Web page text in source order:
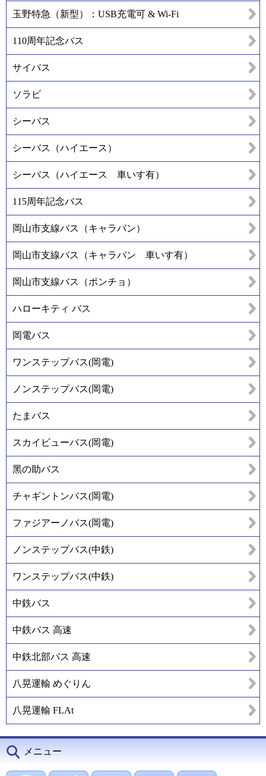
玉野特急（新型）：USB充電可 & Wi-Fi
110周年記念バス
サイバス
ソラビ
シーバス
シーバス（ハイエース）
シーバス（ハイエース 車いす有）
115周年記念バス
岡山市支線バス（キャラバン）
岡山市支線バス（キャラバン 車いす有）
岡山市支線バス（ポンチョ）
ハローキティ バス
岡電バス
ワンステップバス(岡電)
ノンステップバス(岡電)
たまバス
スカイビューバス(岡電)
黑の助バス
チャギントンバス(岡電)
ファジアーノバス(岡電)
ノンステップバス(中鉄)
ワンステップバス(中鉄)
中鉄バス
中鉄バス 高速
中鉄北部バス 高速
八晃運輸 めぐりん
八晃運輸 FLAt
メニュー